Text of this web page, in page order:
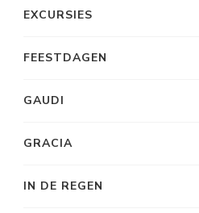
EXCURSIES
FEESTDAGEN
GAUDI
GRACIA
IN DE REGEN